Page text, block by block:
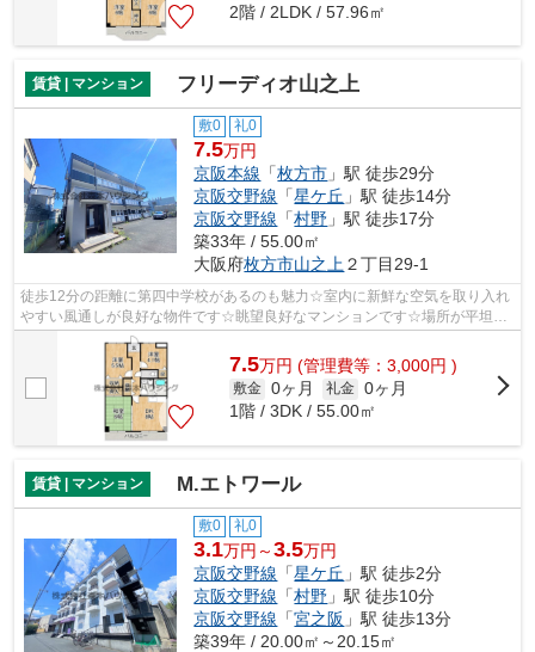
2階 / 2LDK / 57.96㎡
賃貸 | マンション フリーディオ山之上
敷0 礼0
7.5万円
京阪本線 「枚方市 」駅 徒歩29分
京阪交野線 「星ケ丘 」駅 徒歩14分
京阪交野線 「村野 」駅 徒歩17分
築33年 / 55.00㎡
大阪府枚方市山之上 ２丁目29-1
徒歩12分の距離に第四中学校があるのも魅力☆室内に新鮮な空気を取り入れ
やすい風通しが良好な物件です☆眺望良好なマンションです☆場所が平坦な
のは、ランニングをする上で抑えたいポイ...
7.5万円 (管理費等：3,000円 )
敷金 0ヶ月 礼金 0ヶ月
1階 / 3DK / 55.00㎡
賃貸 | マンション M.エトワール
敷0 礼0
3.1万円～3.5万円
京阪交野線 「星ケ丘 」駅 徒歩2分
京阪交野線 「村野 」駅 徒歩10分
京阪交野線 「宮之阪 」駅 徒歩13分
築39年 / 20.00㎡～20.15㎡